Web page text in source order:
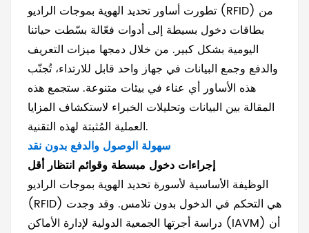
تطورت أساور تحديد الهوية بموجات الراديو (RFID) من
بطاقات دخول بسيطة إلى أدوات فعّالة بسّطت حياتنا
اليومية بشكل كبير. من خلال دمجها ميزات التعريف
والدفع وجمع البيانات في جهاز واحد قابل للارتداء، تُجنّب
هذه الأساور أي عناء في بيئات متنوعة. ستجمع هذه
المقالة بين البيانات وتحليلات الخبراء لاستكشاف المزايا
العملية المُثبتة لهذه التقنية.
سهولة الوصول والدفع بدون نقد
إجراءات دخول مبسطة وقوائم انتظار أقل
الوظيفة الأساسية لأسورة تحديد الهوية بموجات الراديو
(RFID) هي التحكم في الدخول بدون تلامس. وقد وجدت
دراسة أجرتها الجمعية الدولية لإدارة الأماكن (IAVM) أن